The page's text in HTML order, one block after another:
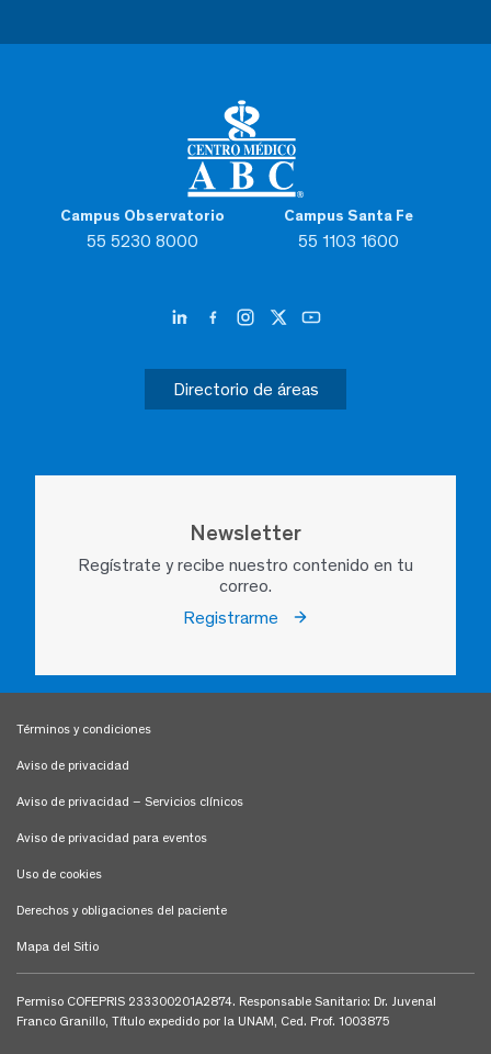
Campus Observatorio
55 5230 8000
Campus Santa Fe
55 1103 1600
Directorio de áreas
Newsletter
Regístrate y recibe nuestro contenido en tu
correo.
Registrarme
Términos y condiciones
Aviso de privacidad
Aviso de privacidad – Servicios clínicos
Aviso de privacidad para eventos
Uso de cookies
Derechos y obligaciones del paciente
Mapa del Sitio
Permiso COFEPRIS 233300201A2874. Responsable Sanitario: Dr. Juvenal
Franco Granillo, Título expedido por la UNAM, Ced. Prof. 1003875